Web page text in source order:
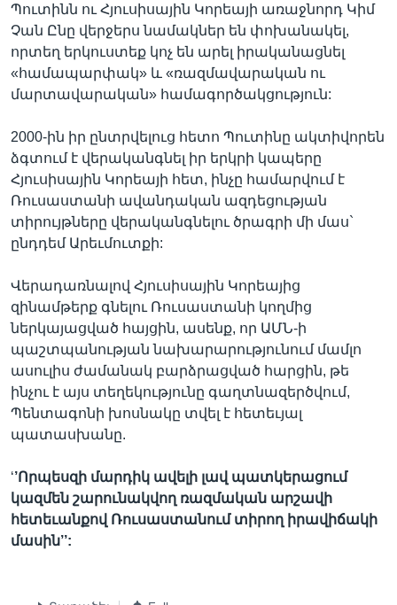
Պուտինն ու Հյուսիսային Կորեայի առաջնորդ Կիմ
Չան Ընը վերջերս նամակներ են փոխանակել,
որտեղ երկուստեք կոչ են արել իրականացնել
«համապարփակ» և «ռազմավարական ու
մարտավարական» համագործակցություն:
2000-ին իր ընտրվելուց հետո Պուտինը ակտիվորեն
ձգտում է վերականգնել իր երկրի կապերը
Հյուսիսային Կորեայի հետ, ինչը համարվում է
Ռուսաստանի ավանդական ազդեցության
տիրույթները վերականգնելու ծրագրի մի մաս`
ընդդեմ Արեւմուտքի:
Վերադառնալով Հյուսիսային Կորեայից
զինամթերք գնելու Ռուսաստանի կողմից
ներկայացված հայցին, ասենք, որ ԱՄՆ-ի
պաշտպանության նախարարությունում մամլո
ասուլիս ժամանակ բարձրացված հարցին, թե
ինչու է այս տեղեկությունը գաղտնազերծվում,
Պենտագոնի խոսնակը տվել է հետեւյալ
պատասխանը.
‘’Որպեսզի մարդիկ ավելի լավ պատկերացում
կազմեն շարունակվող ռազմական արշավի
հետեւանքով Ռուսաստանում տիրող իրավիճակի
մասին’’: